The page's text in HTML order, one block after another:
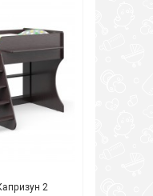
2